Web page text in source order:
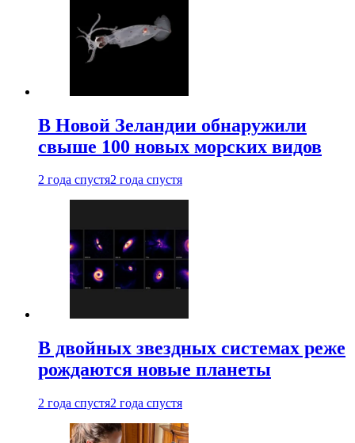
В Новой Зеландии обнаружили
свыше 100 новых морских видов
2 года спустя2 года спустя
В двойных звездных системах реже
рождаются новые планеты
2 года спустя2 года спустя